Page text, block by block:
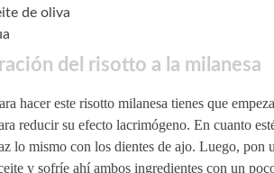
de oliva
del risotto a la milanesa
hacer este risotto milanesa tienes que
reducir su efecto lacrimógeno. En cuanto
lo mismo con los dientes de ajo. Luego, pon
y sofríe ahí ambos ingredientes con un